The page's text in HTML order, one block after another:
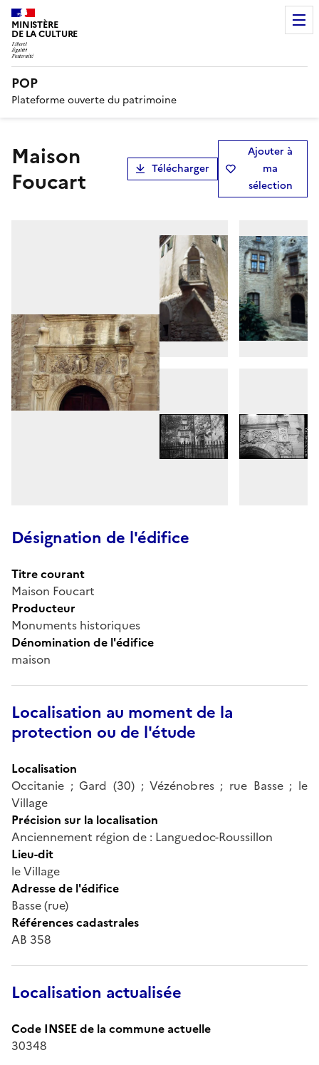
MINISTÈRE
DE LA CULTURE
POP
Plateforme ouverte du patrimoine
Maison
Foucart
Télécharger
Ajouter à
ma
sélection
Désignation de l'édifice
Titre courant
Maison Foucart
Producteur
Monuments historiques
Dénomination de l'édifice
maison
Localisation au moment de la
protection ou de l'étude
Localisation
Occitanie ; Gard (30) ; Vézénobres ; rue Basse ; le
Village
Précision sur la localisation
Anciennement région de : Languedoc-Roussillon
Lieu-dit
le Village
Adresse de l'édifice
Basse (rue)
Références cadastrales
AB 358
Localisation actualisée
Code INSEE de la commune actuelle
30348